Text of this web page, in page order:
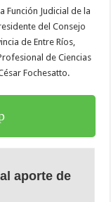
Función Judicial de la
del Consejo
de Entre Ríos,
de Ciencias
Fochesatto.
aporte de